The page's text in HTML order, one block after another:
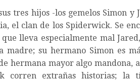
tres hijos -los gemelos Simon
el clan de los Spiderwick. Se
que lleva especialmente mal
madre; su hermano Simon es
hermana mayor algo mandona,
corren extrañas historias; la